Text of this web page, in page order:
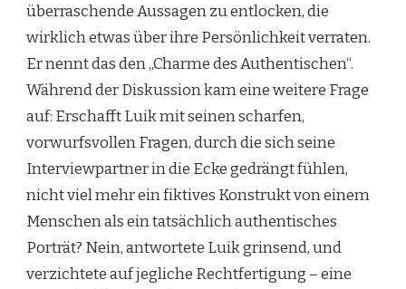
überraschende Aussagen zu entlocken, die
wirklich etwas über ihre Persönlichkeit verraten.
Er nennt das den „Charme des Authentischen“.
Während der Diskussion kam eine weitere Frage
auf: Erschafft Luik mit seinen scharfen,
vorwurfsvollen Fragen, durch die sich seine
Interviewpartner in die Ecke gedrängt fühlen,
nicht viel mehr ein fiktives Konstrukt von einem
Menschen als ein tatsächlich authentisches
Porträt? Nein, antwortete Luik grinsend, und
verzichtete auf jegliche Rechtfertigung – eine